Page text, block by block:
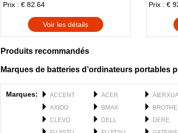
Prix : € 82.64
Voir les détails
Prix : €
Produits recommandés
Marques de batteries d’ordinateurs portables
Marques: ACCENT ACER
AXIOO
BMAX
CLEVO
DELL DERE